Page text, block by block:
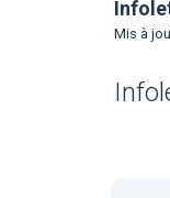
Mis à